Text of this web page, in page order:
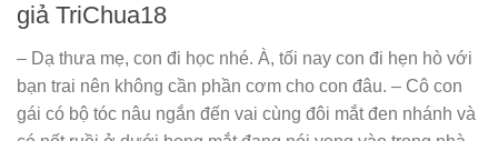
giả TriChua18
– Dạ thưa mẹ, con đi học nhé. À, tối nay con đi hẹn hò với
bạn trai nên không cần phần cơm cho con đâu. – Cô con
gái có bộ tóc nâu ngắn đến vai cùng đôi mắt đen nhánh và